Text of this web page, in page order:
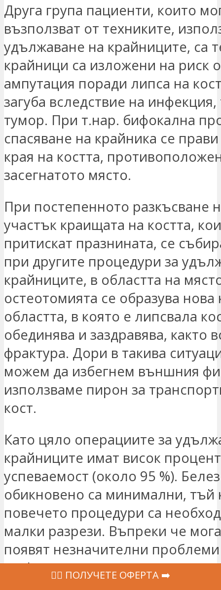
Друга група пациенти, които
възползват от техниките,
удължаване на крайниците, са
крайници са изложени на риск
ампутация поради липса на
загуба вследствие на
тумор. При т.нар. бифокална
спасяване на крайника се
края на костта,
засегнатото място.
При постепенното разкъсване
участък краищата на костта,
притискат празнината, се
при другите процедури за
крайниците, в областта на
остеотомията се образува нова
областта, в която е липсвала
обединява и заздравява, както
фрактура. Дори в такива
можем да избегнем външния
използваме пирон за
кост.
Като цяло операциите за
крайниците имат висок
успеваемост (около 95 %).
обикновено са минимални, тъй
повечето процедури са
малки разрези. Въпреки че
появят незначителни
щифтовете и сковаването на
‍👩‍⚕ ПОЛУЧЕТЕ ОФЕРТА ➡️